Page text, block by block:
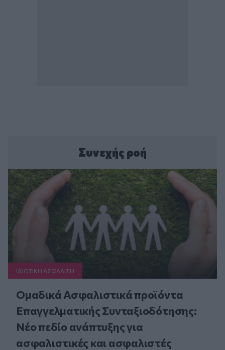
Συνεχής ροή
ΙΔΙΩΤΙΚΗ ΑΣΦAΛΙΣΗ
Ομαδικά Ασφαλιστικά προϊόντα
Επαγγελματικής Συνταξιοδότησης:
Νέο πεδίο ανάπτυξης για
ασφαλιστικές και ασφαλιστές